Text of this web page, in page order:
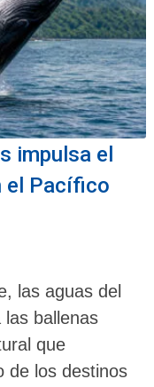
impulsa el
el Pacífico
las aguas del
ballenas
que
de los destinos